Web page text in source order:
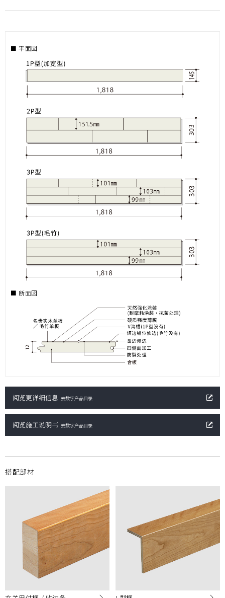
每梱包装数
价格(不含税) ￥38,000/梱(￥11,520/㎡)
■ 平面図
■ 断面図
阅览更详细信息 去数字产品目录
阅览施工说明书 去数字产品目录
搭配部材